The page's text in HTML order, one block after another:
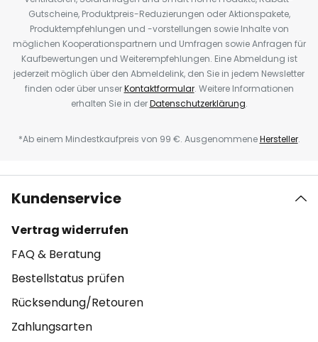
Gutscheine, Produktpreis-Reduzierungen oder Aktionspakete,
Produktempfehlungen und -vorstellungen sowie Inhalte von
möglichen Kooperationspartnern und Umfragen sowie Anfragen für
Kaufbewertungen und Weiterempfehlungen. Eine Abmeldung ist
jederzeit möglich über den Abmeldelink, den Sie in jedem Newsletter
finden oder über unserKontaktformular. Weitere Informationen
erhalten Sie in derDatenschutzerklärung.
*Ab einem Mindestkaufpreis von 99 €. AusgenommeneHersteller.
Kundenservice
Vertrag widerrufen
FAQ & Beratung
Bestellstatus prüfen
Rücksendung/Retouren
Zahlungsarten